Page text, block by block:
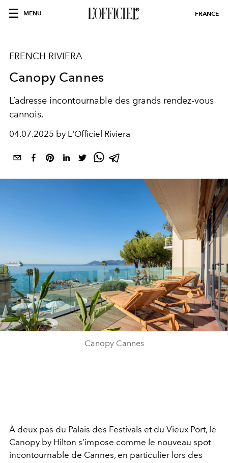
MENU FRANCE
FRENCH RIVIERA
Canopy Cannes
L’adresse incontournable des grands rendez-vous
cannois.
04.07.2025 by L'Officiel Riviera
Canopy Cannes
À deux pas du Palais des Festivals et du Vieux Port, le
Canopy by Hilton s’impose comme le nouveau spot
incontournable de Cannes, en particulier lors des